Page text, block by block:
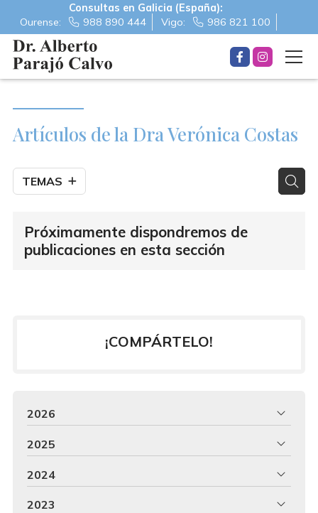
Consultas en Galicia (España):
Ourense:
988 890 444 Vigo: 986 821 100
Artículos de la Dra Verónica Costas
TEMAS
Próximamente dispondremos de
publicaciones en esta sección
¡COMPÁRTELO!
2026
2025
2024
2023